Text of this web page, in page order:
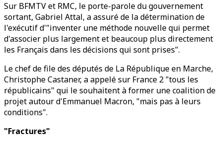
Sur BFMTV et RMC, le porte-parole du gouvernement
sortant, Gabriel Attal, a assuré de la détermination de
l'exécutif d'"inventer une méthode nouvelle qui permet
d'associer plus largement et beaucoup plus directement
les Français dans les décisions qui sont prises".
Le chef de file des députés de La République en Marche,
Christophe Castaner, a appelé sur France 2 "tous les
républicains" qui le souhaitent à former une coalition de
projet autour d'Emmanuel Macron, "mais pas à leurs
conditions".
"Fractures"